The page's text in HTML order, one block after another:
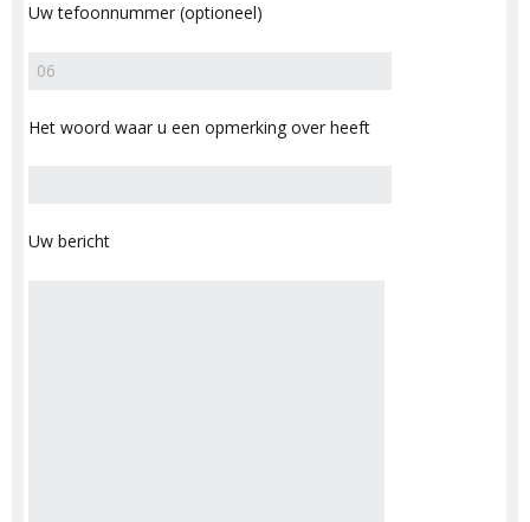
Uw tefoonnummer (optioneel)
Het woord waar u een opmerking over heeft
Uw bericht